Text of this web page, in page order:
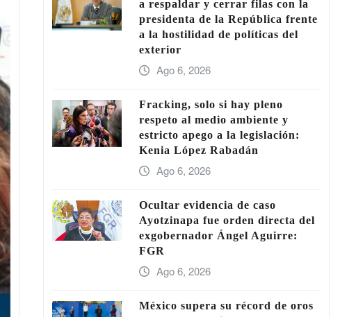
a respaldar y cerrar filas con la
presidenta de la República frente
a la hostilidad de políticas del
exterior
Ago 6, 2026
Fracking, solo si hay pleno
respeto al medio ambiente y
estricto apego a la legislación:
Kenia López Rabadán
Ago 6, 2026
Ocultar evidencia de caso
Ayotzinapa fue orden directa del
exgobernador Ángel Aguirre:
FGR
Ago 6, 2026
México supera su récord de oros